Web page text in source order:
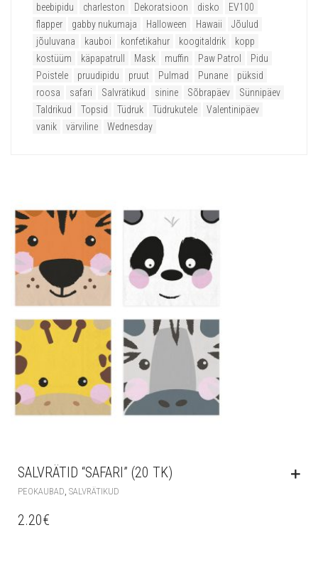
beebipidu
charleston Dekoratsioon disko
EV100
flapper
gabby nukumaja Halloween Hawaii
Jõulud
jõuluvana
kauboi konfetikahur koogitaldrik
kopp
kostüüm
käpapatrull Mask muffin Paw Patrol
Pidu
Poistele
pruudipidu pruut Pulmad Punane
püksid
roosa
safari Salvrätikud sinine Sõbrapäev
Sünnipäev
Taldrikud
Topsid Tüdruk Tüdrukutele
Valentinipäev
vanik
värviline Wednesday
SALVRÄTID “SAFARI” (20 TK)
PEOKAUBAD SALVRÄTIKUD
2.20€